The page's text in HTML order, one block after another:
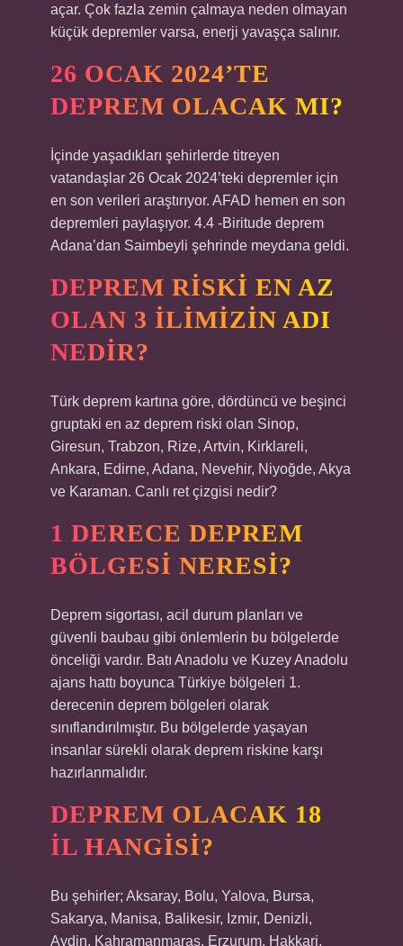
açar. Çok fazla zemin çalmaya neden olmayan
küçük depremler varsa, enerji yavaşça salınır.
26 OCAK 2024’TE
DEPREM OLACAK MI?
İçinde yaşadıkları şehirlerde titreyen
vatandaşlar 26 Ocak 2024’teki depremler için
en son verileri araştırıyor. AFAD hemen en son
depremleri paylaşıyor. 4.4 -Biritude deprem
Adana’dan Saimbeyli şehrinde meydana geldi.
DEPREM RISKI EN AZ
OLAN 3 ILIMIZIN ADI
NEDIR?
Türk deprem kartına göre, dördüncü ve beşinci
gruptaki en az deprem riski olan Sinop,
Giresun, Trabzon, Rize, Artvin, Kirklareli,
Ankara, Edirne, Adana, Nevehir, Niyoğde, Akya
ve Karaman. Canlı ret çizgisi nedir?
1 DERECE DEPREM
BÖLGESI NERESI?
Deprem sigortası, acil durum planları ve
güvenli baubau gibi önlemlerin bu bölgelerde
önceliği vardır. Batı Anadolu ve Kuzey Anadolu
ajans hattı boyunca Türkiye bölgeleri 1.
derecenin deprem bölgeleri olarak
sınıflandırılmıştır. Bu bölgelerde yaşayan
insanlar sürekli olarak deprem riskine karşı
hazırlanmalıdır.
DEPREM OLACAK 18
IL HANGISI?
Bu şehirler; Aksaray, Bolu, Yalova, Bursa,
Sakarya, Manisa, Balikesir, Izmir, Denizli,
Aydin, Kahramanmaras, Erzurum, Hakkari,